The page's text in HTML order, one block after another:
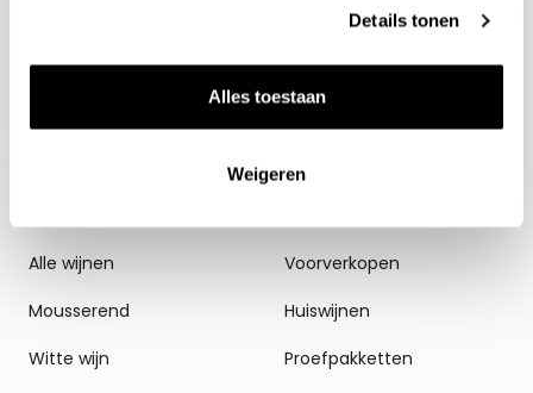
Details tonen
Alles toestaan
Weigeren
Alle wijnen
Mousserend
Witte wijn
Thema's
Voorverkopen
Huiswijnen
Proefpakketten